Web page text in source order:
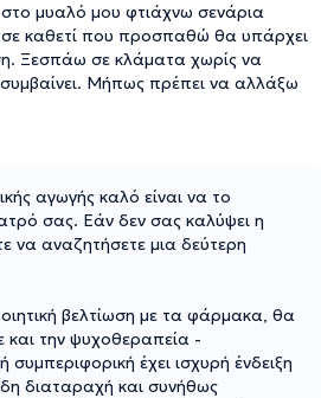
στο μυαλό μου φτιάχνω σενάρια
καθετί που προσπαθώ θα υπάρχει
Ξεσπάω σε κλάματα χωρίς να
Μήπως πρέπει να αλλάξω
αγωγής καλό είναι να το
σας. Εάν δεν σας καλύψει η
να αναζητήσετε μια δεύτερη
βελτίωση με τα φάρμακα, θα
και την ψυχοθεραπεία -
συμπεριφορική έχει ισχυρή ένδειξη
διαταραχή και συνήθως